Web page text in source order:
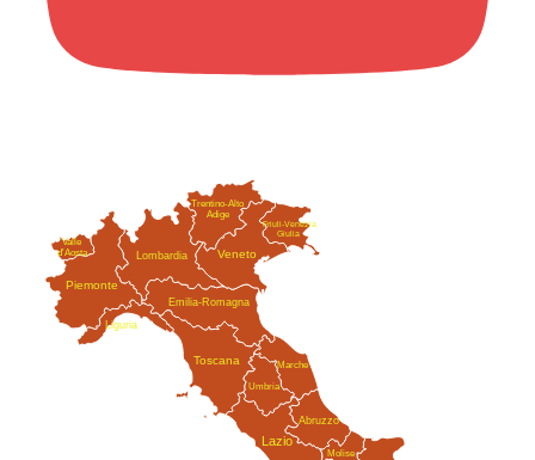
Abruzzo
Valle
d'Aosta
Emilia-Romagna
Friuli-Venezia
Giulia
Lazio
Liguria
Lombardia
Marche
Molise
Piemonte
Trentino-Alto
Adige
Toscana
Umbria
Veneto